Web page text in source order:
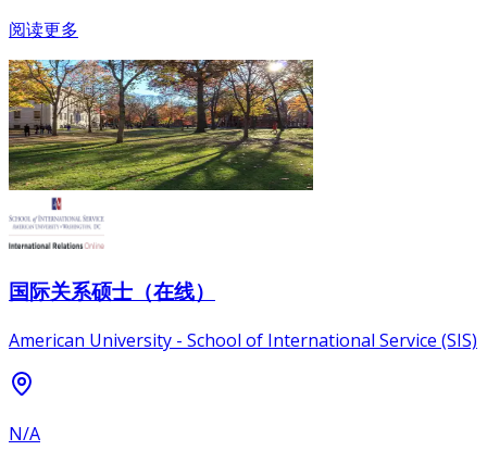
阅读更多
国际关系硕士（在线）
American University - School of International Service (SIS)
N/A